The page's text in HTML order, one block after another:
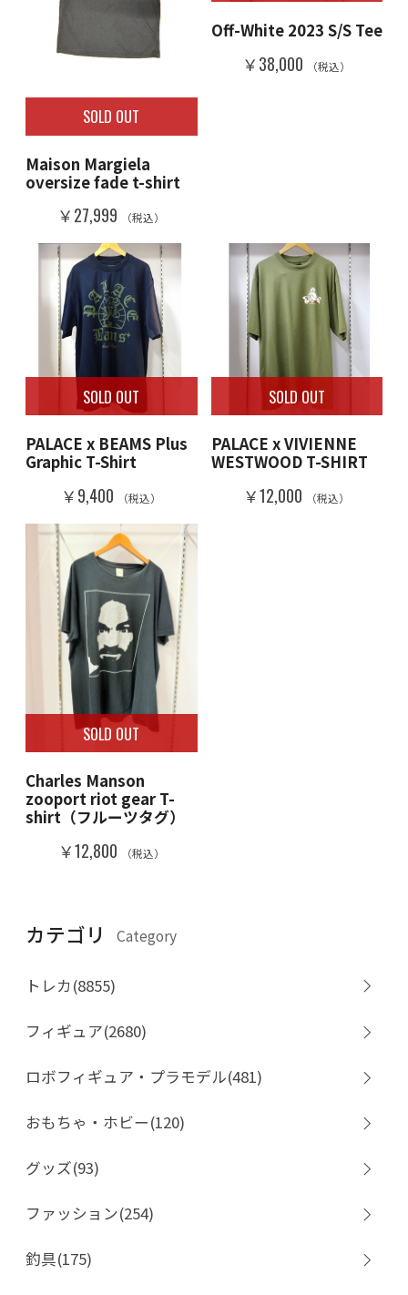
カテゴリ Category
トレカ(8855)
フィギュア(2680)
ロボフィギュア・プラモデル(481)
おもちゃ・ホビー(120)
グッズ(93)
ファッション(254)
釣具(175)
SOLD OUT
Maison Margiela
oversize fade t-shirt
￥27,999 （税込）
Off-White 2023 S/S Tee
￥38,000 （税込）
SOLD OUT
PALACE x BEAMS Plus
Graphic T-Shirt
￥9,400 （税込）
SOLD OUT
PALACE x VIVIENNE
WESTWOOD T-SHIRT
￥12,000 （税込）
SOLD OUT
Charles Manson
zooport riot gear T-
shirt（フルーツタグ）
￥12,800 （税込）